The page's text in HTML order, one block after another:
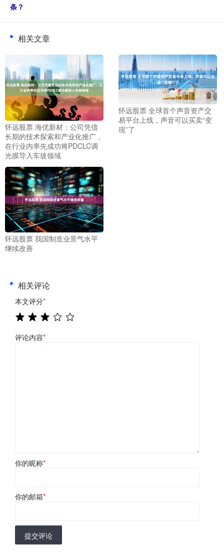
条？
相关文章
怀远股票 海优新材：公司凭借
长期的技术探索和产业化推广，
在行业内率先成功将PDCLC调
光膜导入车玻领域
怀远股票 全球首个声音资产交
易平台上线，声音可以买卖“变
现”了
怀远股票 我国制造业景气水平
继续改善
相关评论
本文评分*
评论内容*
你的昵称*
你的邮箱*
提交评论